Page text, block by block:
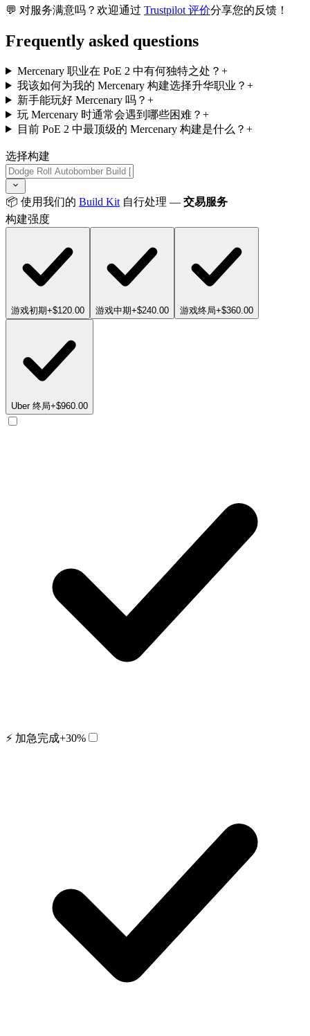
💬 对服务满意吗？欢迎通过 Trustpilot 评价分享您的反馈！
Frequently asked questions
Mercenary 职业在 PoE 2 中有何独特之处？ +
我该如何为我的 Mercenary 构建选择升华职业？ +
新手能玩好 Mercenary 吗？ +
玩 Mercenary 时通常会遇到哪些困难？ +
目前 PoE 2 中最顶级的 Mercenary 构建是什么？ +
选择构建
📦 使用我们的 Build Kit 自行处理 — 交易服务
构建强度
游戏初期+$120.00 游戏中期+$240.00 游戏终局+$360.00
Uber 终局+$960.00
⚡ 加急完成+30%